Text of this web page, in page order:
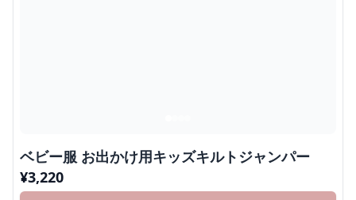
ベビー服 お出かけ用キッズキルトジャンパー
¥3,220